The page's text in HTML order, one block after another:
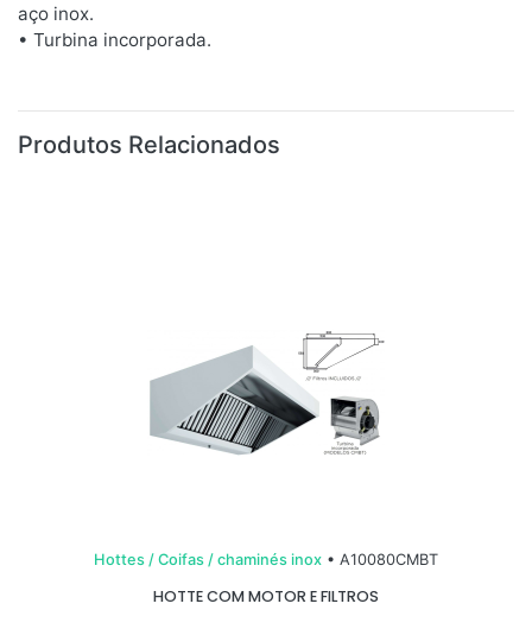
aço inox.
• Turbina incorporada.
Produtos Relacionados
Hottes / Coifas / chaminés inox • A10080CMBT
HOTTE COM MOTOR E FILTROS